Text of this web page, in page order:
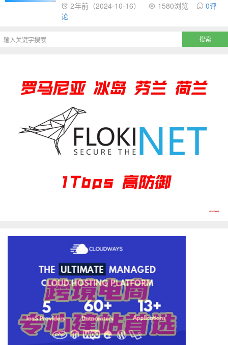
2年前（2024-10-16）
1580浏览
0评
论